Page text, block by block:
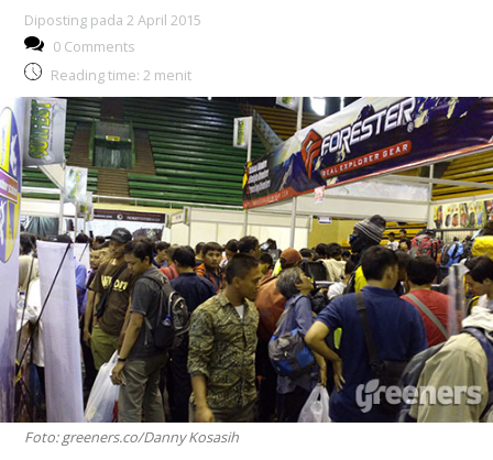
Diposting pada 2 April 2015
0 Comments
Reading time: 2 menit
Foto: greeners.co/Danny Kosasih